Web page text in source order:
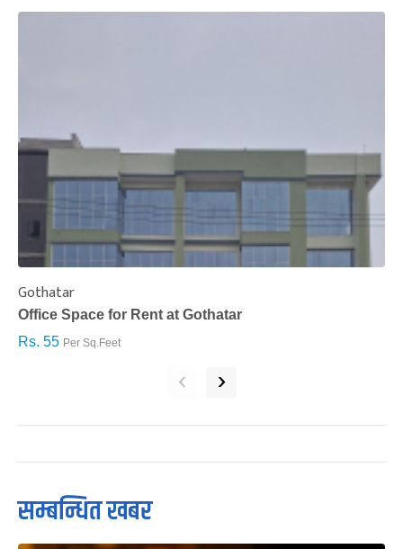
Gothatar
Office Space for Rent at Gothatar
Rs. 55 Per Sq.Feet
‹ ›
सम्बन्धित खबर